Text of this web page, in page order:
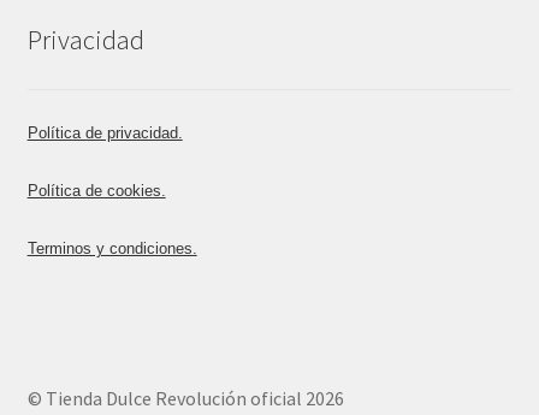
Privacidad
Política de privacidad.
Política de cookies.
Terminos y condiciones.
© Tienda Dulce Revolución oficial 2026